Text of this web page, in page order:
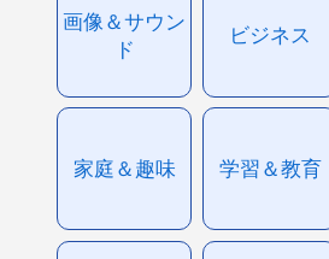
画像＆サウン
ド
ビジネス
家庭＆趣味 学習＆教育